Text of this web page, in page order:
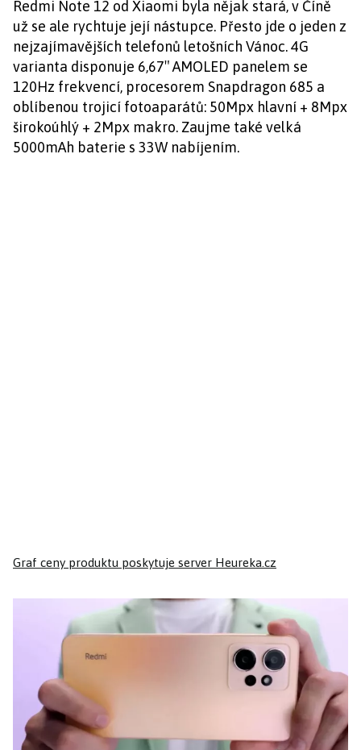
Redmi Note 12 od Xiaomi byla nějak stará, v Číně
už se ale rychtuje její nástupce. Přesto jde o jeden z
nejzajímavějších telefonů letošních Vánoc. 4G
varianta disponuje 6,67″ AMOLED panelem se
120Hz frekvencí, procesorem Snapdragon 685 a
oblíbenou trojicí fotoaparátů: 50Mpx hlavní + 8Mpx
širokoúhlý + 2Mpx makro. Zaujme také velká
5000mAh baterie s 33W nabíjením.
Graf ceny produktu poskytuje server Heureka.cz